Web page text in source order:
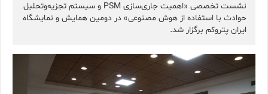
نشست تخصصی «اهمیت جاری‌سازی PSM و سیستم تجزیه‌وتحلیل
حوادث با استفاده از هوش مصنوعی» در دومین همایش و نمایشگاه
ایران پتروکم برگزار شد.